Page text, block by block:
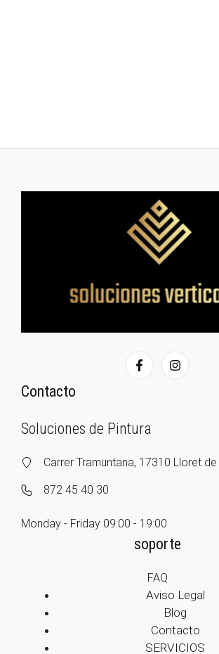
Contacto
Soluciones de Pintura
Carrer Tramuntana, 17310 Lloret de
872 45 40 30
Monday - Friday 09:00 - 19:00
soporte
FAQ
Aviso Legal
Blog
Contacto
SERVICIOS